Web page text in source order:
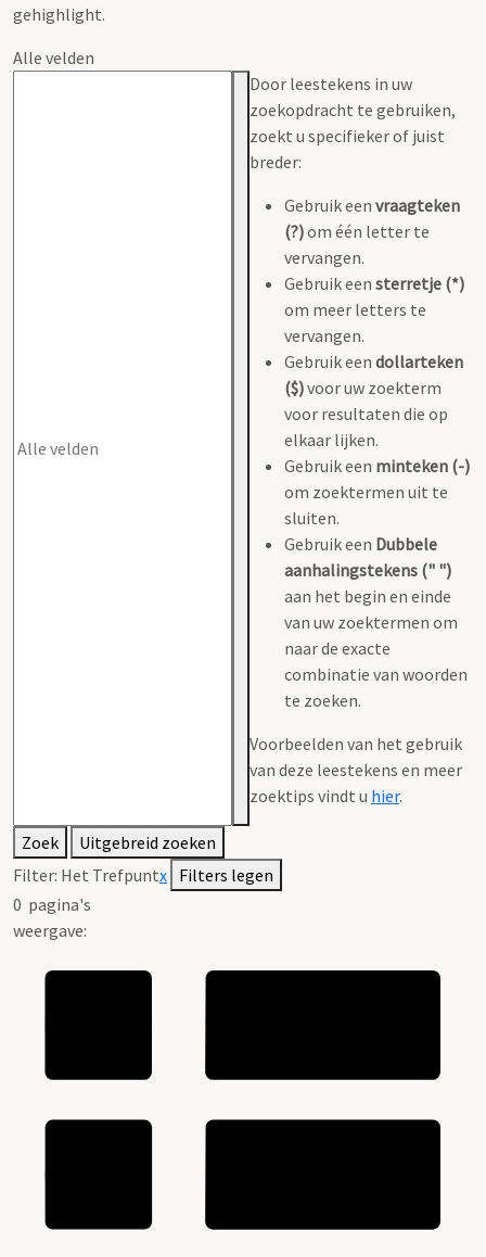
gehighlight.
Alle velden
Door leestekens in uw
zoekopdracht te gebruiken,
zoekt u specifieker of juist
breder:
Gebruik een vraagteken
(?)om één letter te
vervangen.
Gebruik een sterretje (*)
om meer letters te
vervangen.
Gebruik een dollarteken
($)voor uw zoekterm
voor resultaten die op
elkaar lijken.
Gebruik een minteken (-)
om zoektermen uit te
sluiten.
Gebruik een Dubbele
aanhalingstekens (" ")
aan het begin en einde
van uw zoektermen om
naar de exacte
combinatie van woorden
te zoeken.
Voorbeelden van het gebruik
van deze leestekens en meer
zoektips vindt u hier.
Zoek
Uitgebreid zoeken
Filter: Het Trefpuntx Filters legen
0 pagina's
weergave: